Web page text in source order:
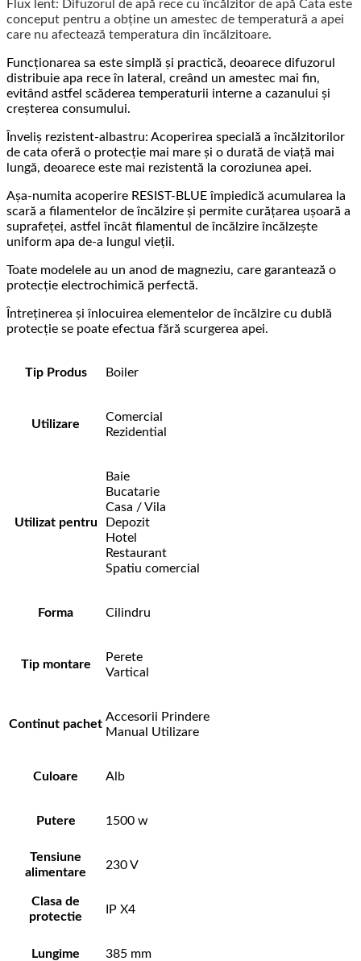
Flux lent: Difuzorul de apă rece cu încălzitor de apă Cata este
conceput pentru a obține un amestec de temperatură a apei
care nu afectează temperatura din încălzitoare.
Funcționarea sa este simplă și practică, deoarece difuzorul
distribuie apa rece în lateral, creând un amestec mai fin,
evitând astfel scăderea temperaturii interne a cazanului și
creșterea consumului.
Înveliș rezistent-albastru: Acoperirea specială a încălzitorilor
de cata oferă o protecție mai mare și o durată de viață mai
lungă, deoarece este mai rezistentă la coroziunea apei.
Așa-numita acoperire RESIST-BLUE împiedică acumularea la
scară a filamentelor de încălzire și permite curățarea ușoară a
suprafeței, astfel încât filamentul de încălzire încălzește
uniform apa de-a lungul vieții.
Toate modelele au un anod de magneziu, care garantează o
protecție electrochimică perfectă.
Întreținerea și înlocuirea elementelor de încălzire cu dublă
protecție se poate efectua fără scurgerea apei.
Tip Produs Boiler
Utilizare
Comercial
Rezidential
Utilizat pentru
Baie
Bucatarie
Casa / Vila
Depozit
Hotel
Restaurant
Spatiu comercial
Forma Cilindru
Tip montare
Perete
Vartical
Continut pachet
Accesorii Prindere
Manual Utilizare
Culoare Alb
Putere 1500 w
Tensiune
alimentare
230 V
Clasa de
protectie
IP X4
Lungime 385 mm